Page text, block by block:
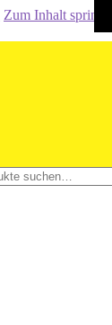
Zum Inhalt springen